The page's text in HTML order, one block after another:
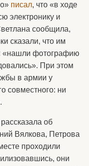
писал, что «в ходе
электронику и
сообщила,
сказали, что им
«нашли фотографию
При этом
в армии у
совместного: ни
об
Вялкова, Петрова
проходили
они